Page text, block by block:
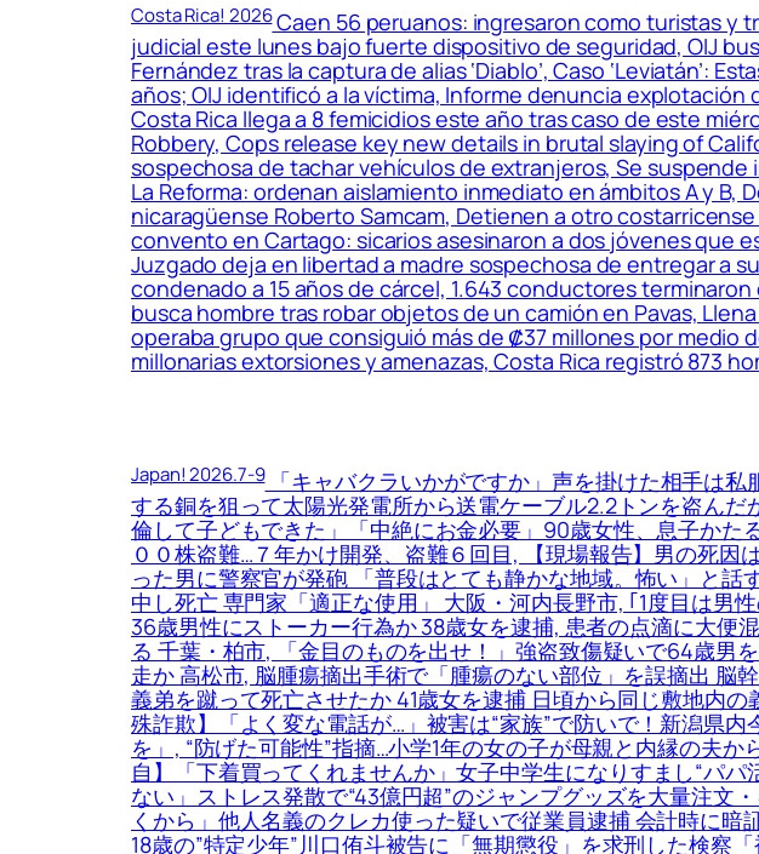
Costa Rica! 2026Caen 56 peruanos: ingresaron como turistas y
judicial este lunes bajo fuerte dispositivo de seguridad, OIJ
Fernández tras la captura de alias ‘Diablo’, Caso ‘Leviatán’:
años; OIJ identificó a la víctima, Informe denuncia
Costa Rica llega a 8 femicidios este año tras caso de este
Robbery, Cops release key new details in brutal slaying of
sospechosa de tachar vehículos de extranjeros, Se
La Reforma: ordenan aislamiento inmediato en ámbitos A y
nicaragüense Roberto Samcam, Detienen a otro
convento en Cartago: sicarios asesinaron a dos jóvenes que
Juzgado deja en libertad a madre sospechosa de entregar a
condenado a 15 años de cárcel, 1.643 conductores
busca hombre tras robar objetos de un camión en Pavas,
operaba grupo que consiguió más de ₡37 millones por medio
millonarias extorsiones y amenazas, Costa Rica registró 873
Japan! 2026.7-9「キャバクラいかがですか」声を掛けた相手は
する銅を狙って太陽光発電所から送電ケーブル2.2トンを盗ん
倫して子どもできた」「中絶にお金必要」90歳女性、息子か
００株盗難…７年かけ開発、盗難６回目, 【現場報告】男の死
った男に警察官が発砲 「普段はとても静かな地域。怖い」と
中し死亡 専門家「適正な使用」 大阪・河内長野市, ｢1度目は
36歳男性にストーカー行為か 38歳女を逮捕, 患者の点滴に大便
る 千葉・柏市, 「金目のものを出せ！」強盗致傷疑いで64歳男
走か 高松市, 脳腫瘍摘出手術で「腫瘍のない部位」を誤摘出
義弟を蹴って死亡させたか 41歳女を逮捕 日頃から同じ敷地内
殊詐欺】「よく変な電話が…」被害は“家族”で防いで！新潟県
を」, “防げた可能性”指摘…小学1年の女の子が母親と内縁の夫
自】「下着買ってくれませんか」女子中学生になりすまし“パ
ない」ストレス発散で“43億円超”のジャンプグッズを大量注文
くから」他人名義のクレカ使った疑いで従業員逮捕 会計時に
18歳の”特定少年”川口侑斗被告に「無期懲役」を求刑した検察